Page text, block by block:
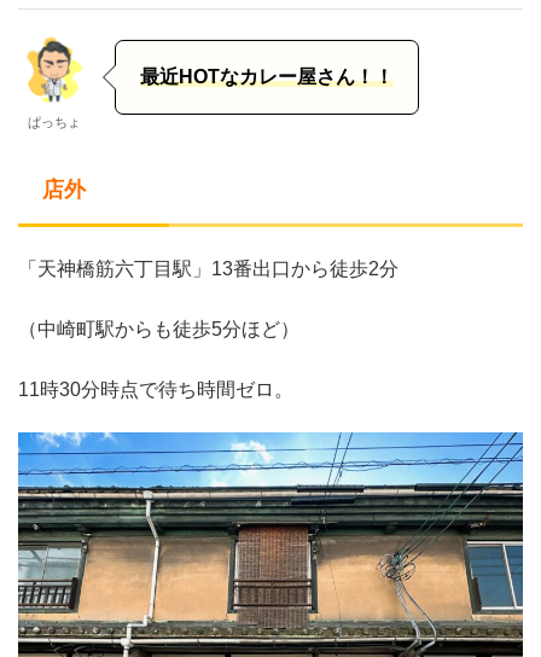
ぱっちょ
最近HOTなカレー屋さん！！
店外
「天神橋筋六丁目駅」13番出口から徒歩2分
（中崎町駅からも徒歩5分ほど）
11時30分時点で待ち時間ゼロ。